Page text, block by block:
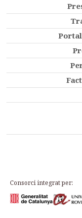
Consorci integrat per: